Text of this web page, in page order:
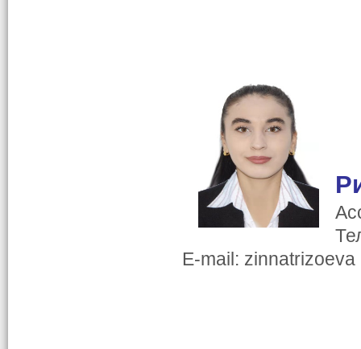
E-mail: zinnatrizoeva